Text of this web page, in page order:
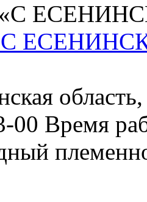
00 Время